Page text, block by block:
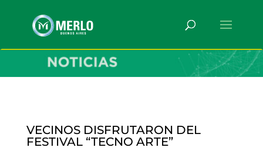
VECINOS DISFRUTARON DEL
FESTIVAL “TECNO ARTE”